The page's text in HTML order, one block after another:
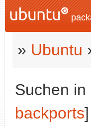
» Ubuntu
Suchen
backports